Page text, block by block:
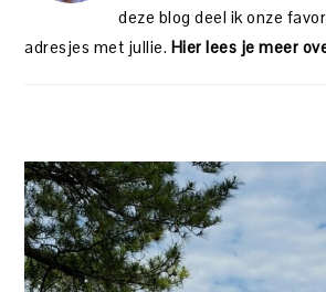
deze blog deel ik onze
adresjes met jullie. Hier lees je meer